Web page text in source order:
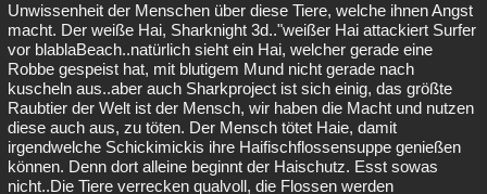
Unwissenheit der Menschen über diese Tiere, welche ihnen Angst
macht. Der weiße Hai, Sharknight 3d.."weißer Hai attackiert Surfer
vor blablaBeach..natürlich sieht ein Hai, welcher gerade eine
Robbe gespeist hat, mit blutigem Mund nicht gerade nach
kuscheln aus..aber auch Sharkproject ist sich einig, das größte
Raubtier der Welt ist der Mensch, wir haben die Macht und nutzen
diese auch aus, zu töten. Der Mensch tötet Haie, damit
irgendwelche Schickimickis ihre Haifischflossensuppe genießen
können. Denn dort alleine beginnt der Haischutz. Esst sowas
nicht..Die Tiere verrecken qualvoll, die Flossen werden